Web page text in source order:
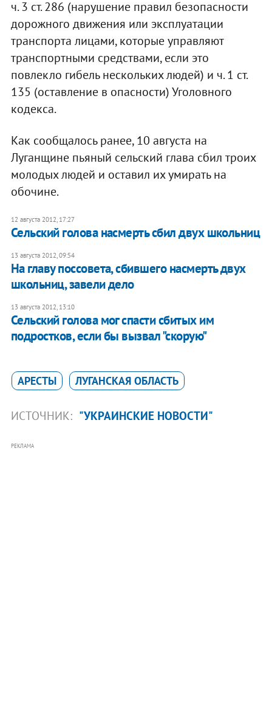
ч. 3 ст. 286 (нарушение правил безопасности
дорожного движения или эксплуатации
транспорта лицами, которые управляют
транспортными средствами, если это
повлекло гибель нескольких людей) и ч. 1 ст.
135 (оставление в опасности) Уголовного
кодекса.
Как сообщалось ранее, 10 августа на
Луганщине пьяный сельский глава сбил троих
молодых людей и оставил их умирать на
обочине.
12 августа 2012, 17:27
Сельский голова насмерть сбил двух школьниц
13 августа 2012, 09:54
На главу поссовета, сбившего насмерть двух
школьниц, завели дело
13 августа 2012, 13:10
Сельский голова мог спасти сбитых им
подростков, если бы вызвал "скорую"
АРЕСТЫ ЛУГАНСКАЯ ОБЛАСТЬ
ИСТОЧНИК: "УКРАИНСКИЕ НОВОСТИ"
РЕКЛАМА